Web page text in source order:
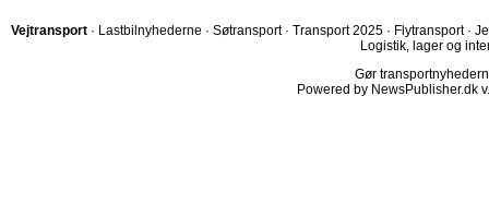
Vejtransport · Lastbilnyhederne · Søtransport · Transport 2025 · Flytransport ·
Logistik, lager og
Gør
Powered by NewsPublisher.dk